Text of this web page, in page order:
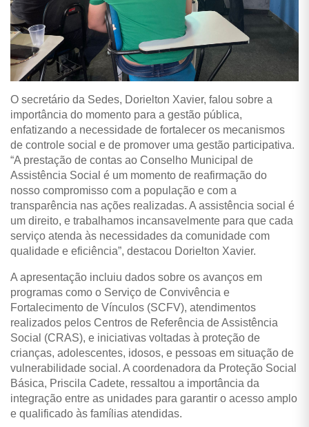
O secretário da Sedes, Dorielton Xavier, falou sobre a
importância do momento para a gestão pública,
enfatizando a necessidade de fortalecer os mecanismos
de controle social e de promover uma gestão participativa.
“A prestação de contas ao Conselho Municipal de
Assistência Social é um momento de reafirmação do
nosso compromisso com a população e com a
transparência nas ações realizadas. A assistência social é
um direito, e trabalhamos incansavelmente para que cada
serviço atenda às necessidades da comunidade com
qualidade e eficiência”, destacou Dorielton Xavier.
A apresentação incluiu dados sobre os avanços em
programas como o Serviço de Convivência e
Fortalecimento de Vínculos (SCFV), atendimentos
realizados pelos Centros de Referência de Assistência
Social (CRAS), e iniciativas voltadas à proteção de
crianças, adolescentes, idosos, e pessoas em situação de
vulnerabilidade social. A coordenadora da Proteção Social
Básica, Priscila Cadete, ressaltou a importância da
integração entre as unidades para garantir o acesso amplo
e qualificado às famílias atendidas.